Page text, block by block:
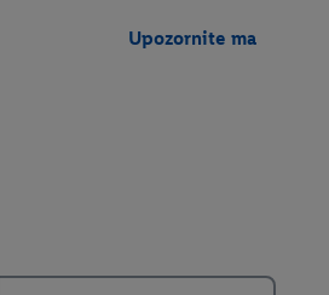
Upozornite ma